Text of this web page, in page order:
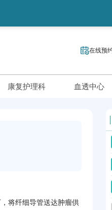
在线预
康复护理科 血透中心
将纤细导管送达肿瘤供